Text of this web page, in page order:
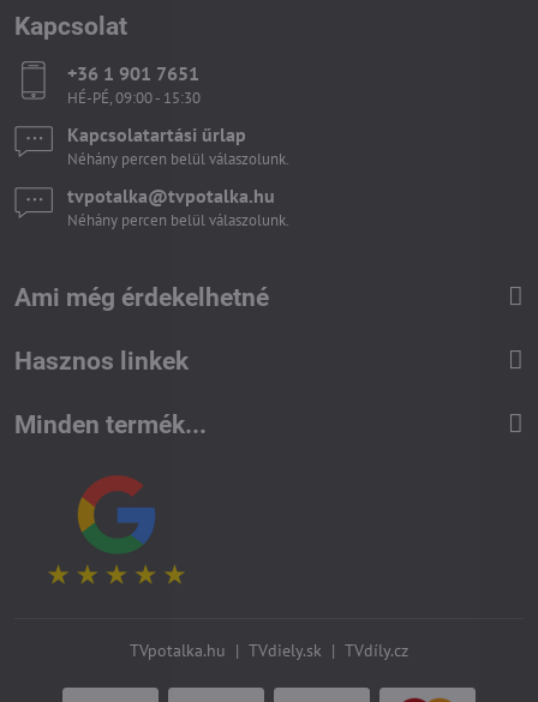
Kapcsolat
+36 1 901 7651
HÉ-PÉ, 09:00 - 15:30
Kapcsolatartási űrlap
Néhány percen belül válaszolunk.
tvpotalka​@tvpotalka​.hu
Néhány percen belül válaszolunk.
Ami még érdekelhetné
Hasznos linkek
Minden termék...
TVpotalka.hu | TVdiely.sk | TVdíly.cz